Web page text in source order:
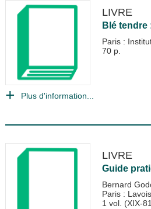
LIVRE
Blé
Paris :
70 p.
Plus d'information...
LIVRE
Guide
Bernard
Paris :
1 vol. (XIX-